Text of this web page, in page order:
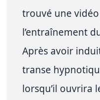
trouvé une
l’entraînement
Après avoir
transe
lorsqu’il ouvrira